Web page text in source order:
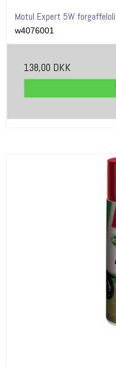
Motul Expert 5W
w4076001
138,00 DKK